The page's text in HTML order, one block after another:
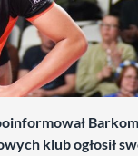
klub ogłosił